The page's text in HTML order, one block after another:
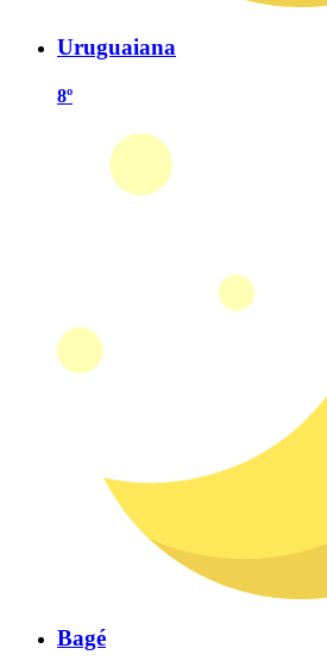
Uruguaiana
8º
Bagé